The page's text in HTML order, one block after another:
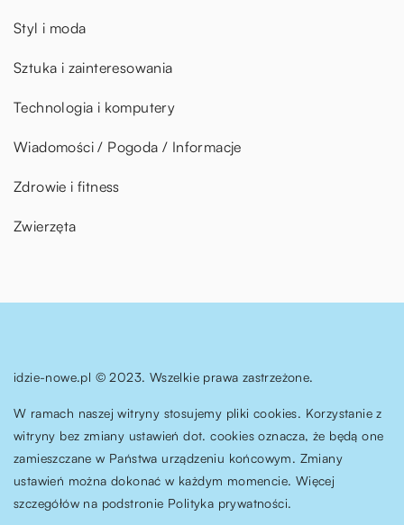
Styl i moda
Sztuka i zainteresowania
Technologia i komputery
Wiadomości / Pogoda / Informacje
Zdrowie i fitness
Zwierzęta
idzie-nowe.pl © 2023. Wszelkie prawa zastrzeżone.
W ramach naszej witryny stosujemy pliki cookies. Korzystanie z
witryny bez zmiany ustawień dot. cookies oznacza, że będą one
zamieszczane w Państwa urządzeniu końcowym. Zmiany
ustawień można dokonać w każdym momencie. Więcej
szczegółów na podstronie Polityka prywatności.